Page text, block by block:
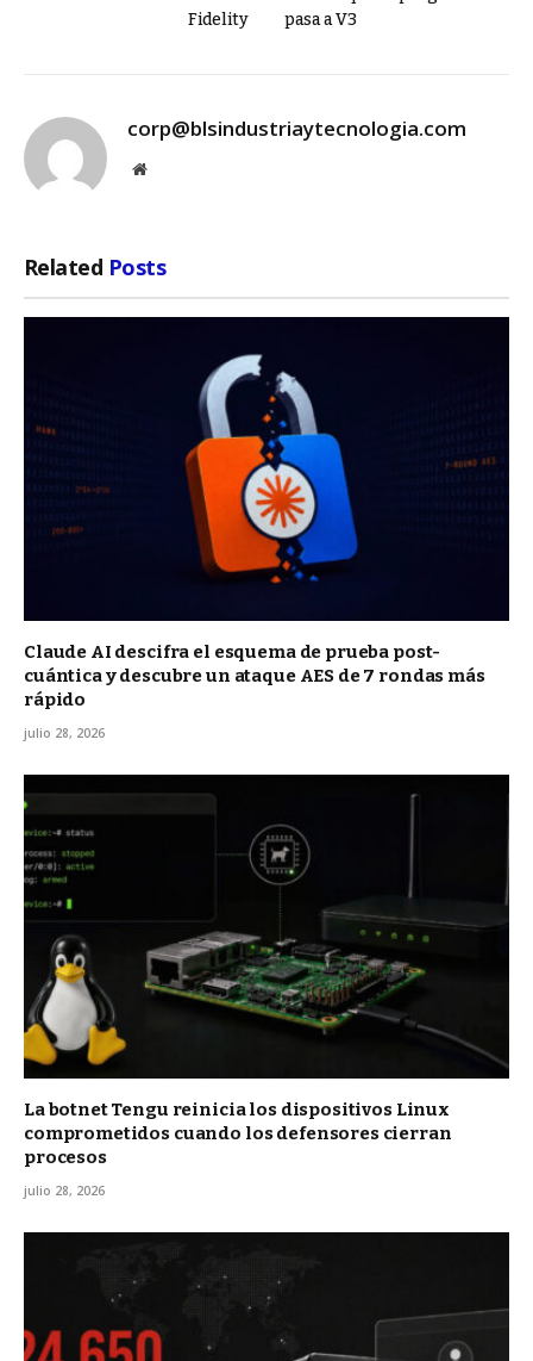
Fidelity
pasa a V3
corp@blsindustriaytecnologia.com
Website
Related Posts
Claude AI descifra el esquema de prueba post-
cuántica y descubre un ataque AES de 7 rondas más
rápido
julio 28, 2026
La botnet Tengu reinicia los dispositivos Linux
comprometidos cuando los defensores cierran
procesos
julio 28, 2026